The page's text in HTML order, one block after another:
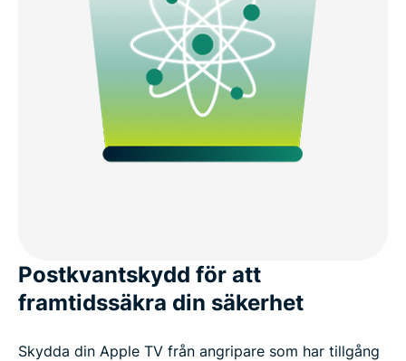
Postkvantskydd för att
framtidssäkra din säkerhet
Skydda din Apple TV från angripare som har tillgång